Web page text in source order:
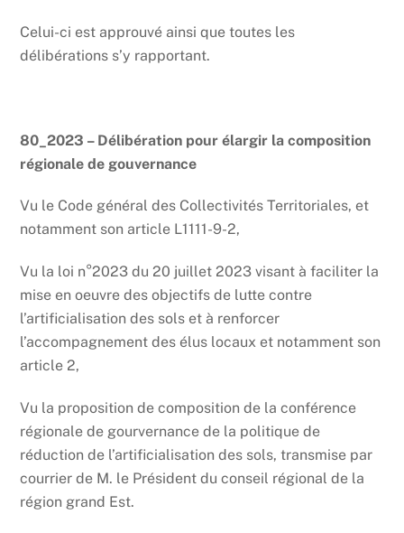
Celui-ci est approuvé ainsi que toutes les
délibérations s’y rapportant.
80_2023 – Délibération pour élargir la composition
régionale de gouvernance
Vu le Code général des Collectivités Territoriales, et
notamment son article L1111-9-2,
Vu la loi n°2023 du 20 juillet 2023 visant à faciliter la
mise en oeuvre des objectifs de lutte contre
l’artificialisation des sols et à renforcer
l’accompagnement des élus locaux et notamment son
article 2,
Vu la proposition de composition de la conférence
régionale de gourvernance de la politique de
réduction de l’artificialisation des sols, transmise par
courrier de M. le Président du conseil régional de la
région grand Est.